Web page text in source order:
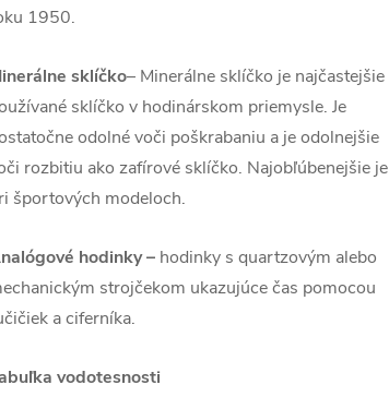
1950.
sklíčko– Minerálne sklíčko je najčastejšie
sklíčko v hodinárskom priemysle. Je
odolné voči poškrabaniu a je odolnejšie
rozbitiu ako zafírové sklíčko. Najobľúbenejšie je
športových modeloch.
hodinky – hodinky s quartzovým alebo
strojčekom ukazujúce čas pomocou
a ciferníka.
vodotesnosti